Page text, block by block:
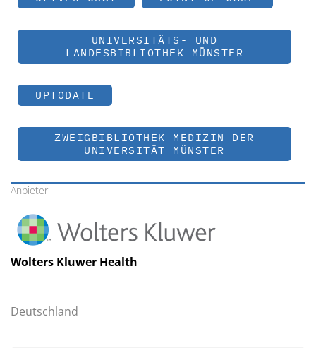
UNIVERSITÄTS- UND
LANDESBIBLIOTHEK MÜNSTER
UPTODATE
ZWEIGBIBLIOTHEK MEDIZIN DER
UNIVERSITÄT MÜNSTER
Anbieter
Wolters Kluwer Health
Deutschland